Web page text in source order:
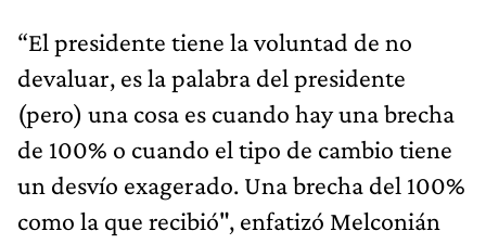
“El presidente tiene la voluntad de no
devaluar, es la palabra del presidente
(pero) una cosa es cuando hay una brecha
de 100% o cuando el tipo de cambio tiene
un desvío exagerado. Una brecha del 100%
como la que recibió", enfatizó Melconián